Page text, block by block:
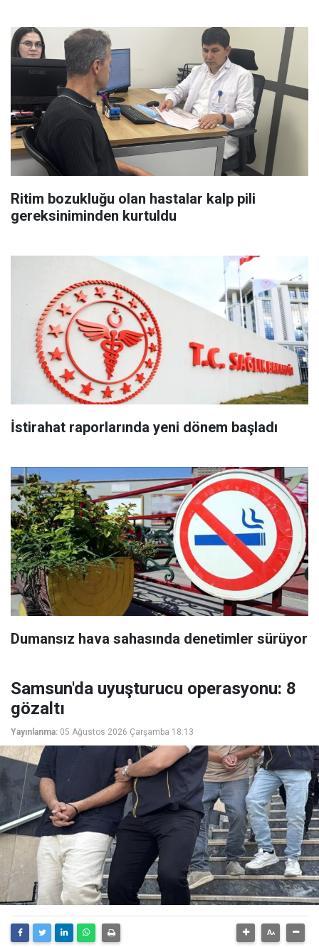
Ritim bozukluğu olan hastalar kalp pili
gereksiniminden kurtuldu
İstirahat raporlarında yeni dönem başladı
Dumansız hava sahasında denetimler sürüyor
Samsun'da uyuşturucu operasyonu: 8
gözaltı
Yayınlanma: 05 Ağustos 2026 Çarşamba 18:13